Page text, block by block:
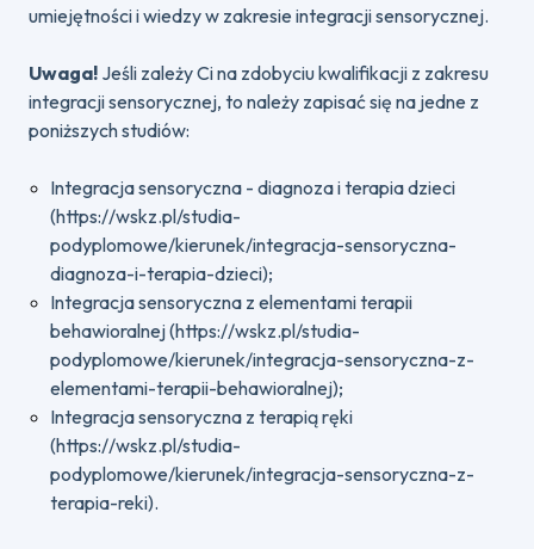
umiejętności i wiedzy w zakresie integracji sensorycznej.
Uwaga! Jeśli zależy Ci na zdobyciu kwalifikacji z zakresu
integracji sensorycznej, to należy zapisać się na jedne z
poniższych studiów:
Integracja sensoryczna - diagnoza i terapia dzieci
(https://wskz.pl/studia-
podyplomowe/kierunek/integracja-sensoryczna-
diagnoza-i-terapia-dzieci);
Integracja sensoryczna z elementami terapii
behawioralnej (https://wskz.pl/studia-
podyplomowe/kierunek/integracja-sensoryczna-z-
elementami-terapii-behawioralnej);
Integracja sensoryczna z terapią ręki
(https://wskz.pl/studia-
podyplomowe/kierunek/integracja-sensoryczna-z-
terapia-reki).